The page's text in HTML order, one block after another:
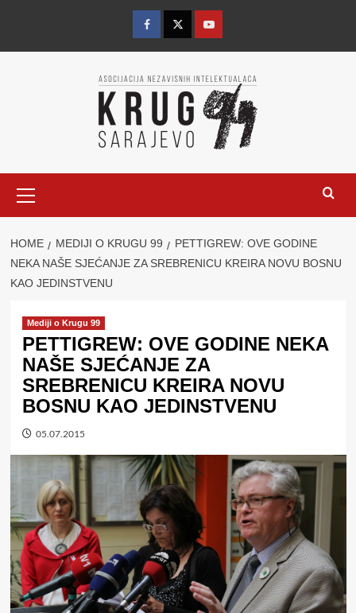
content
FacebookTwitterYouTube
Menu
HOME MEDIJI O KRUGU 99
PETTIGREW: OVE GODINE
NEKA NAŠE SJEĆANJE ZA SREBRENICU KREIRA NOVU BOSNU
KAO JEDINSTVENU
Mediji o Krugu 99
PETTIGREW: OVE GODINE NEKA
NAŠE SJEĆANJE ZA
SREBRENICU KREIRA NOVU
BOSNU KAO JEDINSTVENU
05.07.2015